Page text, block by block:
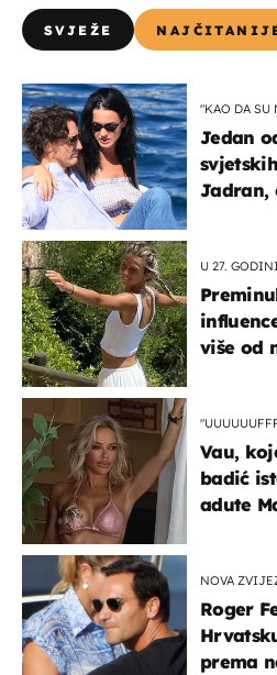
SVJEŽE
"KAO DA SU
Jedan
Jadran,
U 27. GODINI
više od
Vau,
badić
adute
NOVA
Roger
prema